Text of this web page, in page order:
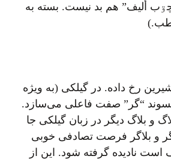
أليف” هم بد نيست. بسته به
رخ داده. در گیلکی (به ویژه
پسوند “گر” صفت فاعلی می‌سازد.
و بلاگ دیگر در زبان گیلکی جا
و بلاگر فرصت تصادفی خوبی
است ناديده گرفته شود. اين از